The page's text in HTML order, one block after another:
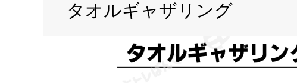
タオルギャザリング